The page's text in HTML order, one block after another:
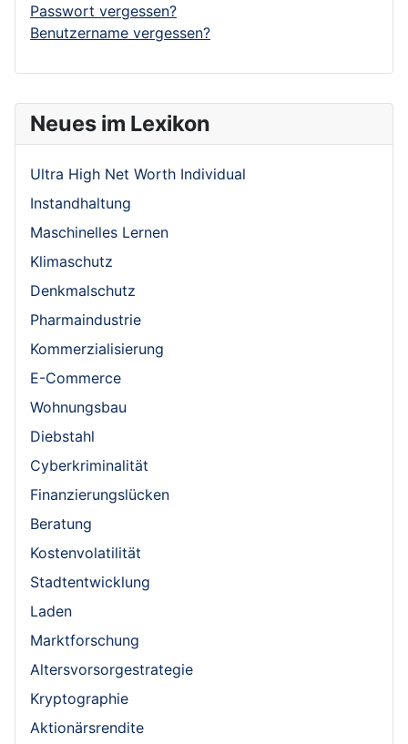
Neues im Lexikon
Ultra High Net Worth Individual
Instandhaltung
Maschinelles Lernen
Klimaschutz
Denkmalschutz
Pharmaindustrie
Kommerzialisierung
E-Commerce
Wohnungsbau
Diebstahl
Cyberkriminalität
Finanzierungslücken
Beratung
Kostenvolatilität
Stadtentwicklung
Laden
Marktforschung
Altersvorsorgestrategie
Kryptographie
Aktionärsrendite
Passwort vergessen?
Benutzername vergessen?